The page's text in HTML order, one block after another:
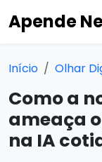
Apende
Início Olhar
Como a
ameaça
na IA